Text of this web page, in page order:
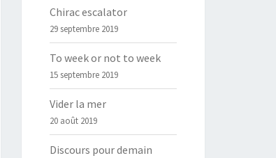
Chirac escalator
29 septembre 2019
To week or not to week
15 septembre 2019
Vider la mer
20 août 2019
Discours pour demain